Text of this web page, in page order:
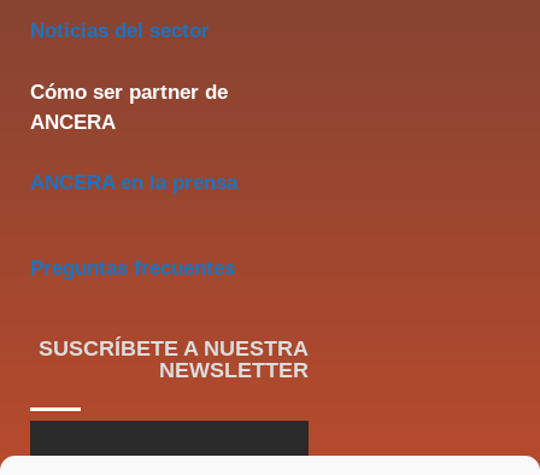
Noticias del sector
Cómo ser partner de
ANCERA
ANCERA en la prensa
Preguntas frecuentes
SUSCRÍBETE A NUESTRA
NEWSLETTER